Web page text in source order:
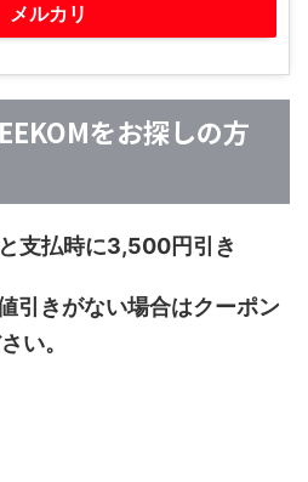
メルカリ
をお探しの方
支払時に3,500円引き
引きがない場合はクーポン
い。